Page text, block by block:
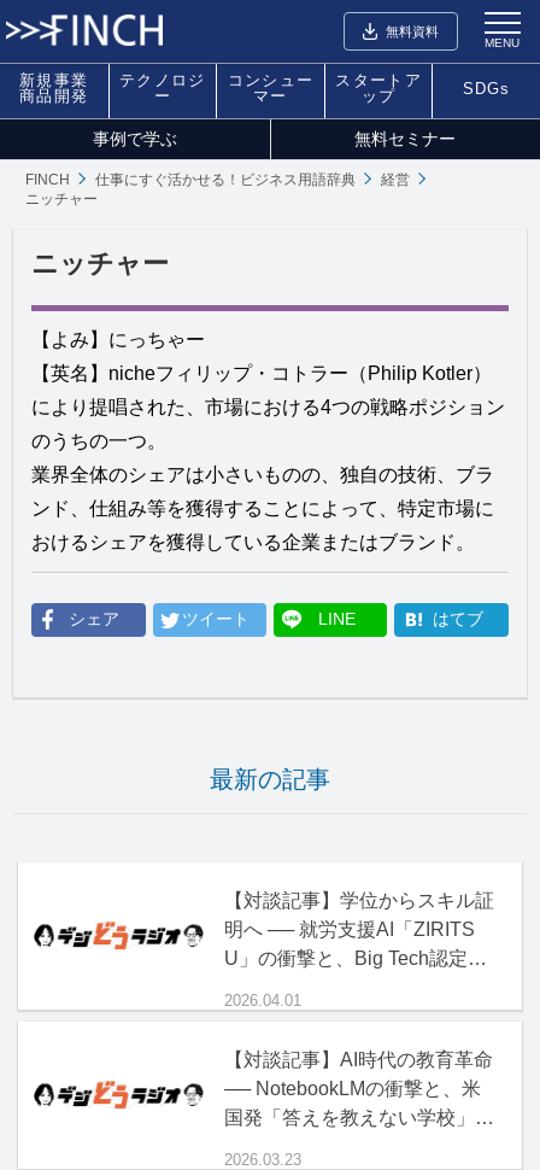
無料資料
MENU
新規事業
商品開発
テクノロジ
ー
コンシュー
マー
スタートア
ップ
SDGs
事例で学ぶ 無料セミナー
FINCH 仕事にすぐ活かせる！ビジネス用語辞典
経営
ニッチャー
ニッチャー
【よみ】にっちゃー
【英名】nicheフィリップ・コトラー（Philip Kotler）
により提唱された、市場における4つの戦略ポジション
のうちの一つ。
業界全体のシェアは小さいものの、独自の技術、ブラ
ンド、仕組み等を獲得することによって、特定市場に
おけるシェアを獲得している企業またはブランド。
シェア ツイート LINE はてブ
最新の記事
【対談記事】学位からスキル証
明へ ── 就労支援AI「ZIRITS
U」の衝撃と、Big Tech認定資
2026.04.01
【対談記事】AI時代の教育革命
── NotebookLMの衝撃と、米
国発「答えを教えない学校」の
2026.03.23